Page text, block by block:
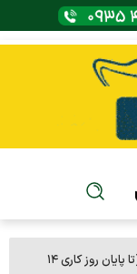
🔴 اکسل جامع داده‌های بازار سرمایه (تا پایان روز کاری ۱۴